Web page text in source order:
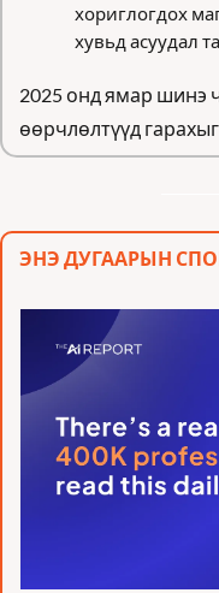
хориглогдох
хувьд асуудал
2025 онд ямар шинэ
өөрчлөлтүүд гарахыг
ЭНЭ ДУГААРЫН